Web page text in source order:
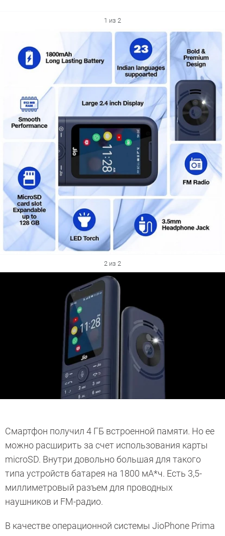
1 из 2
2 из 2
Смартфон получил 4 ГБ встроенной памяти. Но ее
можно расширить за счет использования карты
microSD. Внутри довольно большая для такого
типа устройств батарея на 1800 мА*ч. Есть 3,5-
миллиметровый разъем для проводных
наушников и FM-радио.
В качестве операционной системы JioPhone Prima